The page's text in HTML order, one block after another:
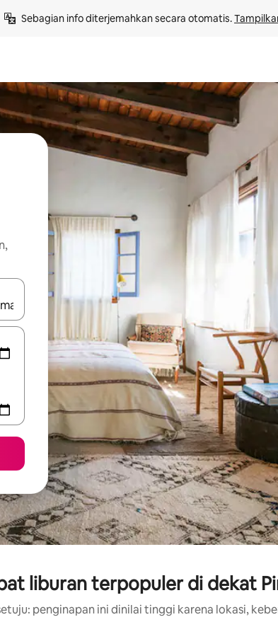
Sebagian info diterjemahkan secara otomatis.
panah ke atas dan ke bawah atau jelajahi dengan
liburan terpopuler di dekat
penginapan ini dinilai tinggi karena lokasi,